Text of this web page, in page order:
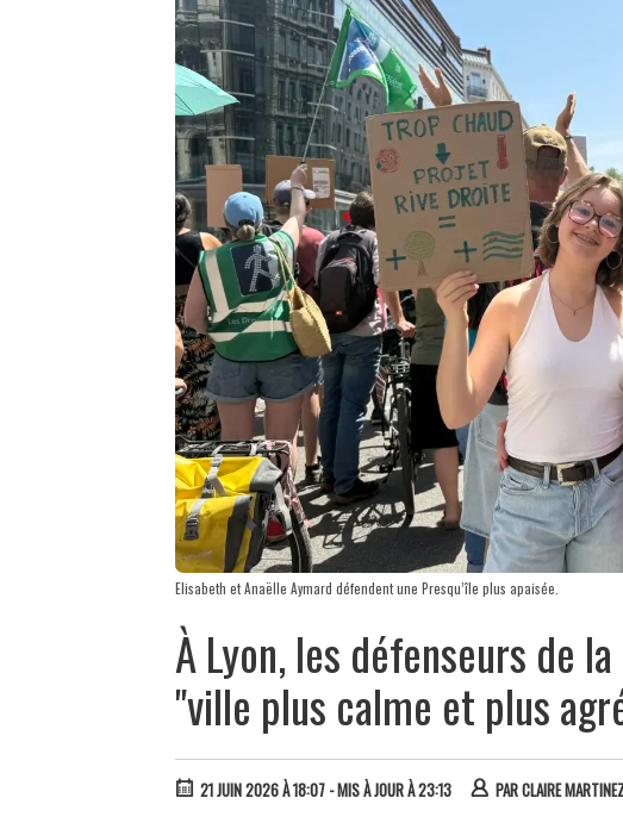
Elisabeth et Anaëlle Aymard défendent une Presqu’île plus apaisée.
À Lyon, les défenseurs de
"ville plus calme et plus
21 JUIN 2026 À 18:07 - MIS À JOUR À 23:13 PARCLAIRE